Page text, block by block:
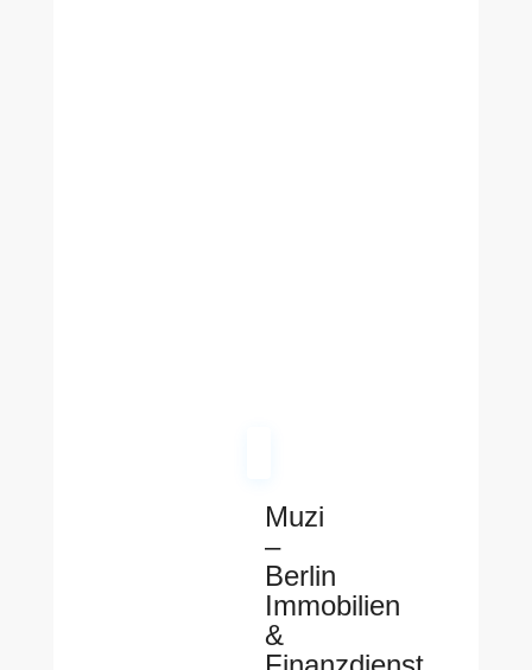
Muzi
–
Berlin
Immobilien
&